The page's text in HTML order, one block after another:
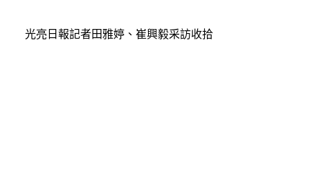
光亮日報記者田雅婷、崔興毅采訪收拾